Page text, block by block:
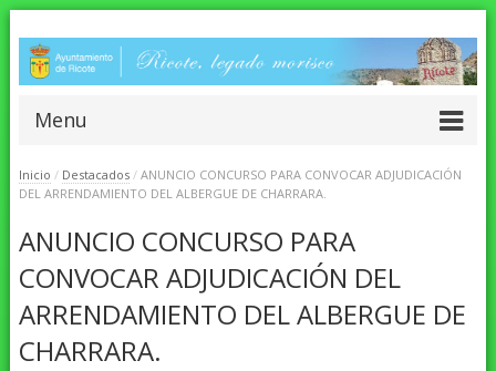
Menu
Inicio / Destacados / ANUNCIO CONCURSO PARA CONVOCAR ADJUDICACIÓN
DEL ARRENDAMIENTO DEL ALBERGUE DE CHARRARA.
ANUNCIO CONCURSO PARA
CONVOCAR ADJUDICACIÓN DEL
ARRENDAMIENTO DEL ALBERGUE DE
CHARRARA.